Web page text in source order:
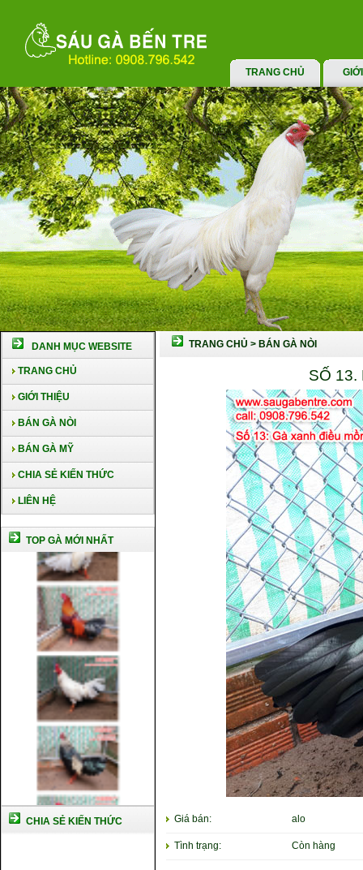
TRANG CHỦ
DANH MỤC WEBSITE
TRANG CHỦ
GIỚI THIỆU
BÁN GÀ NÒI
BÁN GÀ MỸ
CHIA SẺ KIẾN THỨC
LIÊN HỆ
TOP GÀ MỚI NHẤT
CHIA SẺ KIẾN THỨC
TRANG CHỦ > BÁN GÀ NÒI
SỐ 13.
Giá bán: alo
Tình trạng: Còn hàng